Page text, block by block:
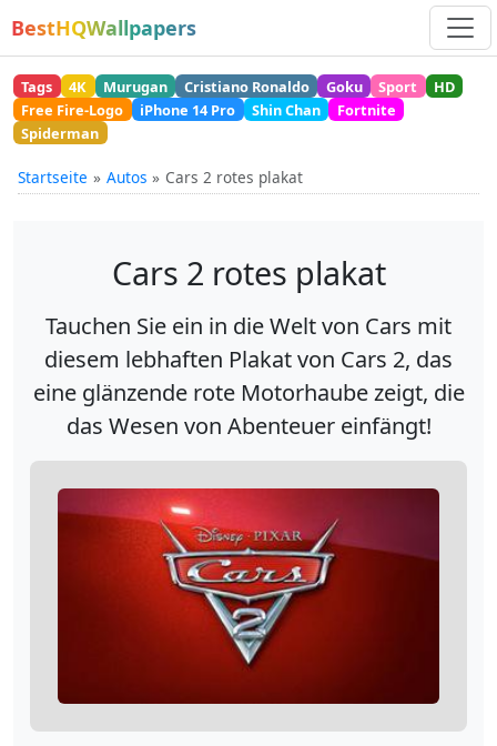
BestHQWallpapers
Tags 4K Murugan Cristiano Ronaldo Goku Sport
HD
Free Fire-Logo
iPhone 14 Pro Shin Chan
Fortnite
Spiderman
Startseite Autos Cars 2 rotes plakat
Cars 2 rotes plakat
Tauchen Sie ein in die Welt von Cars mit
diesem lebhaften Plakat von Cars 2, das
eine glänzende rote Motorhaube zeigt, die
das Wesen von Abenteuer einfängt!